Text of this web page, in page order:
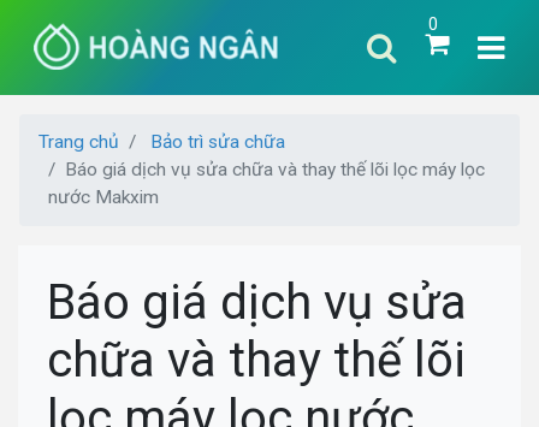
0
Trang chủ
Bảo trì sửa chữa
Báo giá dịch vụ sửa chữa và thay thế lõi lọc máy lọc
nước Makxim
Báo giá dịch vụ sửa
chữa và thay thế lõi